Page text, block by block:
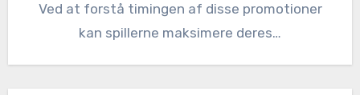
Ved at forstå timingen af disse promotioner
kan spillerne maksimere deres…